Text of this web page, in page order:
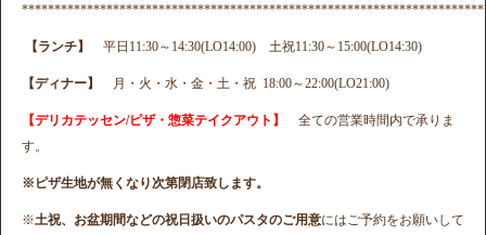
【ランチ】 平日11:30～14:30(LO14:00) 土祝11:30～15:00(LO14:30)
【ディナー】 月・火・水・金・土・祝 18:00～22:00(LO21:00)
【デリカテッセン/ピザ・惣菜テイクアウト】
全ての営業時間内で承りま
す。
※ピザ生地が無くなり次第閉店致します。
※土祝、お盆期間などの祝日扱いのパスタのご用意にはご予約をお願いして